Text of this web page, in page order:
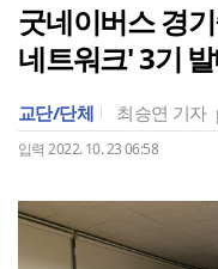
굿네이버스 경
네트워크' 3기
교단/단체 최승연 기자
입력 2022. 10. 23 06:58